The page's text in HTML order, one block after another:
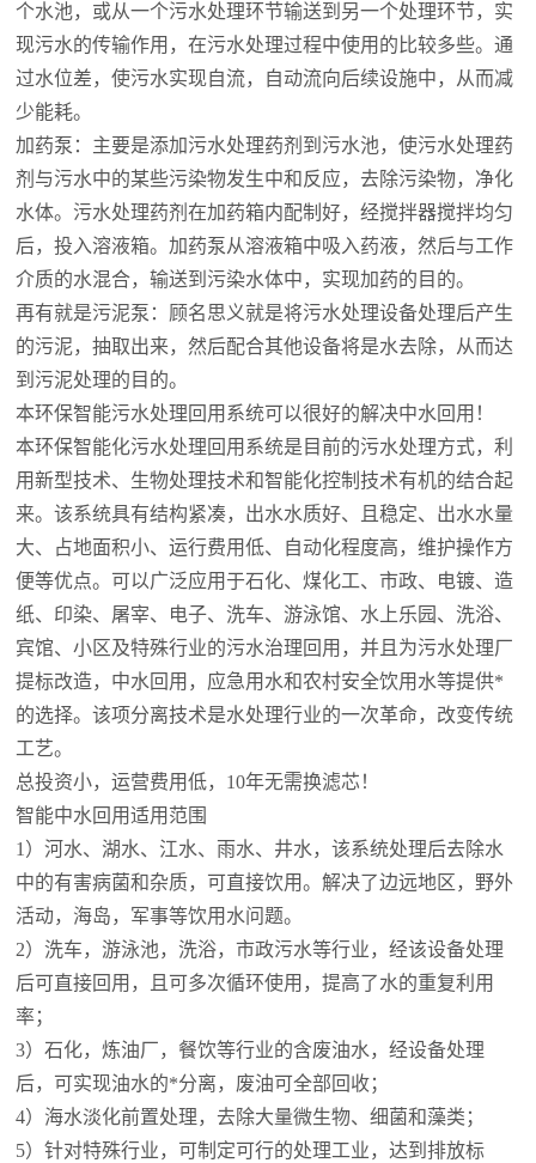
个水池，或从一个污水处理环节输送到另一个处理环节，实
现污水的传输作用，在污水处理过程中使用的比较多些。通
过水位差，使污水实现自流，自动流向后续设施中，从而减
少能耗。
加药泵：主要是添加污水处理药剂到污水池，使污水处理药
剂与污水中的某些污染物发生中和反应，去除污染物，净化
水体。污水处理药剂在加药箱内配制好，经搅拌器搅拌均匀
后，投入溶液箱。加药泵从溶液箱中吸入药液，然后与工作
介质的水混合，输送到污染水体中，实现加药的目的。
再有就是污泥泵：顾名思义就是将污水处理设备处理后产生
的污泥，抽取出来，然后配合其他设备将是水去除，从而达
到污泥处理的目的。
本环保智能污水处理回用系统可以很好的解决中水回用！
本环保智能化污水处理回用系统是目前的污水处理方式，利
用新型技术、生物处理技术和智能化控制技术有机的结合起
来。该系统具有结构紧凑，出水水质好、且稳定、出水水量
大、占地面积小、运行费用低、自动化程度高，维护操作方
便等优点。可以广泛应用于石化、煤化工、市政、电镀、造
纸、印染、屠宰、电子、洗车、游泳馆、水上乐园、洗浴、
宾馆、小区及特殊行业的污水治理回用，并且为污水处理厂
提标改造，中水回用，应急用水和农村安全饮用水等提供*
的选择。该项分离技术是水处理行业的一次革命， 改变传统
工艺。
总投资小，运营费用低，10年无需换滤芯！
智能中水回用适用范围
1）河水、湖水、江水、雨水、井水，该系统处理后去除水
中的有害病菌和杂质，可直接饮用。解决了边远地区，野外
活动，海岛，军事等饮用水问题。
2）洗车，游泳池，洗浴，市政污水等行业，经该设备处理
后可直接回用，且可多次循环使用，提高了水的重复利用
率；
3）石化，炼油厂，餐饮等行业的含废油水，经设备处理
后，可实现油水的*分离，废油可全部回收；
4）海水淡化前置处理，去除大量微生物、细菌和藻类；
5）针对特殊行业，可制定可行的处理工业，达到排放标